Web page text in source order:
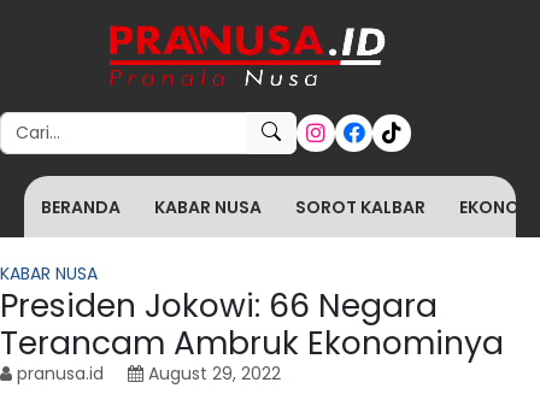
Search for:
BERANDA KABAR NUSA SOROT KALBAR
KABAR NUSA
Presiden Jokowi: 66 Negara
Terancam Ambruk Ekonominya
pranusa.id August 29, 2022